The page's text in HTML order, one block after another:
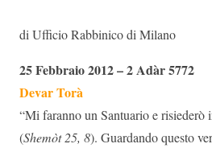
di Ufficio Rabbinico di Milano
25 Febbraio 2012 – 2 Adàr 5772
Devar Torà
“Mi faranno un Santuario e
(Shemòt 25, 8). Guardando questo